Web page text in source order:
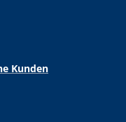
Kunden